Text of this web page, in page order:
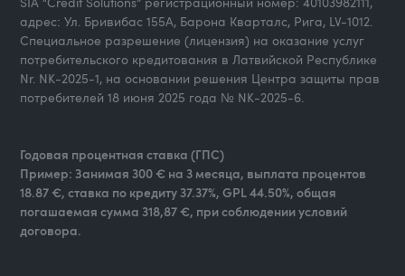
адрес: Ул. Бривибас 155А, Барона Кварталс, Рига, LV-1012.
Специальное разрешение (лицензия) на оказание услуг
потребительского кредитования в Латвийской Республике
Nr. NK-2025-1, на основании решения Центра защиты прав
потребителей 18 июня 2025 года № NK-2025-6.
Годовая процентная ставка (ГПС)
Пример: Занимая 300 € на 3 месяца, выплата процентов
18.87 €, ставка по кредиту 37.37%, GPL 44.50%, общая
погашаемая сумма 318,87 €, при соблюдении условий
договора.